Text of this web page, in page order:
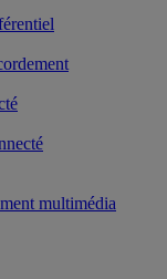
multimédia